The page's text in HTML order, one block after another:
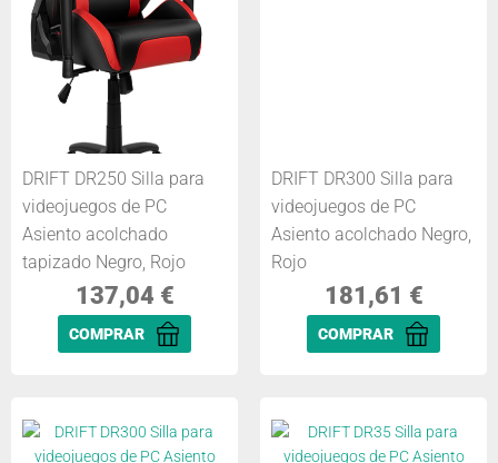
DRIFT DR250 Silla para
videojuegos de PC
Asiento acolchado
tapizado Negro, Rojo
137,04 €
COMPRAR
DRIFT DR300 Silla para
videojuegos de PC
Asiento acolchado Negro,
Rojo
181,61 €
COMPRAR